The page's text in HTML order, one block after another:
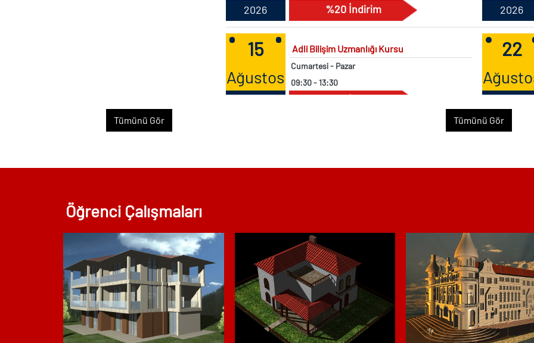
Tümünü Gör
15
Ağustos
2026
Adli Bilişim Uzmanlığı Kursu
09:30 - 13:30
%20 İndirim
22
Ağustos
2026
2026 %20 İndirim
15
2026
Ağustos
2026
09:30 - 13:30
%20 İndirim 2026
22
Ağustos
Adobe Premiere Kursu
Cumartesi - Pazar
14:00 - 18:00
10
Tümünü Gör
Öğrenci Çalışmaları